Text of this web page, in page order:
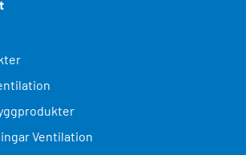
Ventilation